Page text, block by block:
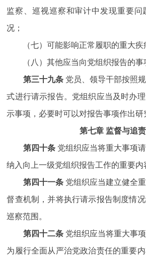
监察、巡视巡察和审计中发现重要问
况；
（七）可能影响正常履职的重大疾
（八）其他应当向党组织报告的事
第三十九条党员、领导干部按照
式进行请示报告。党组织应当及时办
示事项，必要时可以对报告事项作出研
第七章 监督与追责
第四十条党组织应当将重大事项
纳入向上一级党组织报告工作的重要内
第四十一条党组织应当建立健全
督查机制，并将执行请示报告制度情
巡察范围。
第四十二条党组织应当将重大事
为履行全面从严治党政治责任的重要